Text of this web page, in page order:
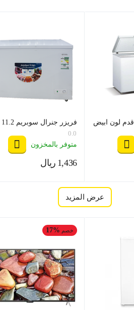
فريزر ايكون 11.2 قدم لون ابيض
لون ابيض موديل GS- HF562H
0.0
متوفر بالمخزون
ريال 1,436
عرض المزيد
خصم 17%